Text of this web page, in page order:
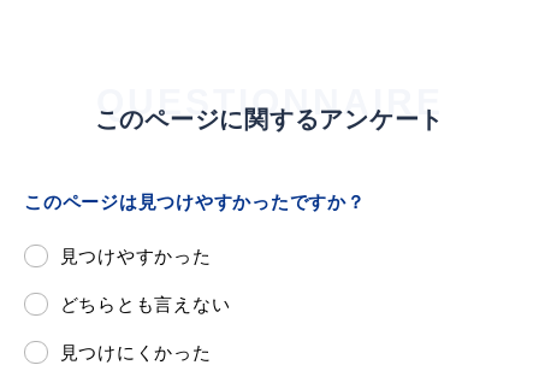
QUESTIONNAIRE
このページに関するアンケート
このページは見つけやすかったですか？
見つけやすかった
どちらとも言えない
見つけにくかった